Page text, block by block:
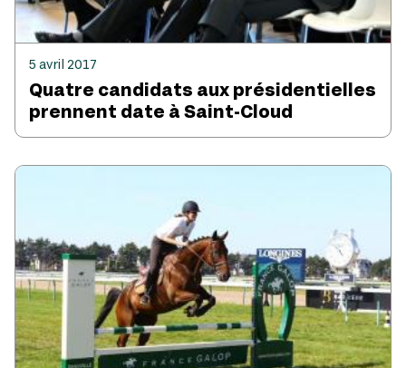
5 avril 2017
Quatre candidats aux présidentielles
prennent date à Saint-Cloud